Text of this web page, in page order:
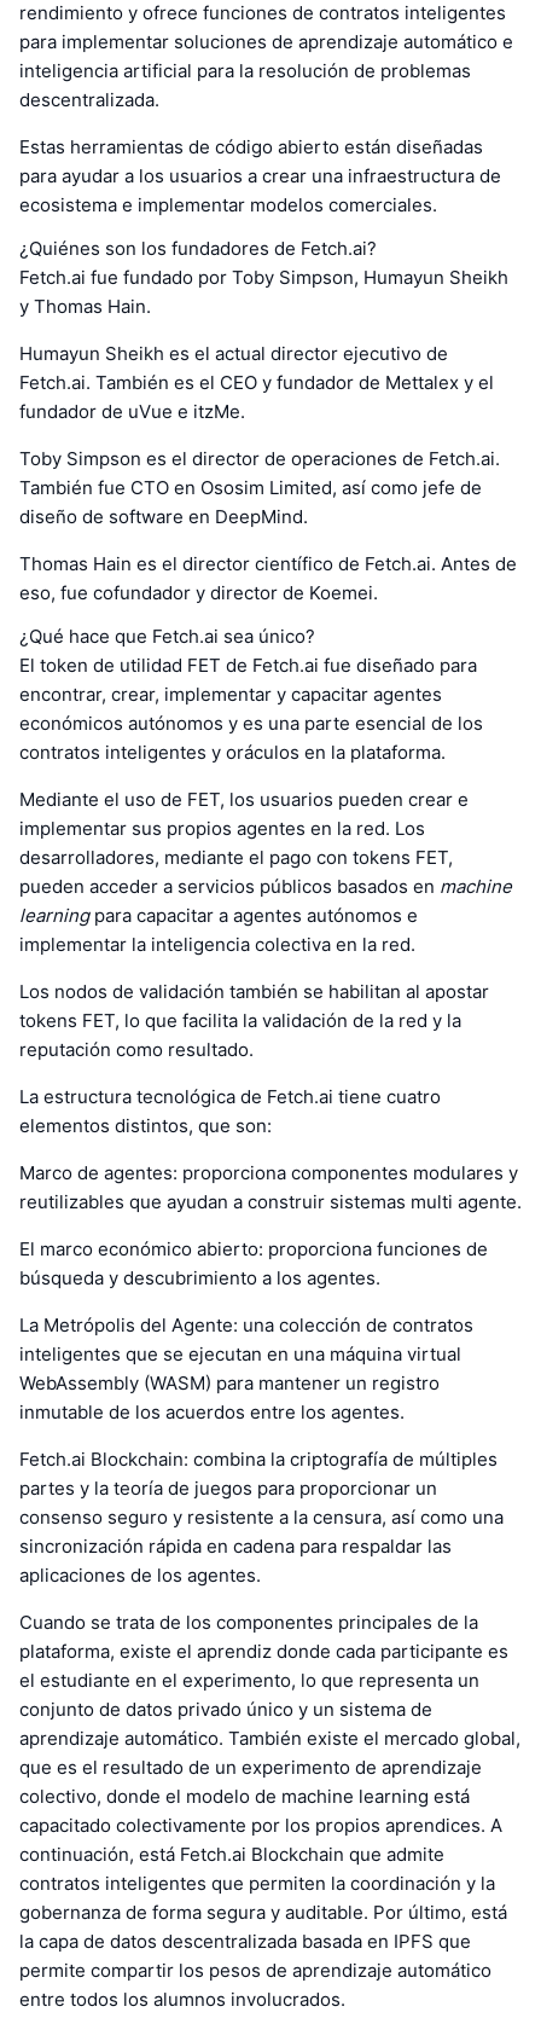
rendimiento y ofrece funciones de contratos inteligentes
para implementar soluciones de aprendizaje automático e
inteligencia artificial para la resolución de problemas
descentralizada.
Estas herramientas de código abierto están diseñadas
para ayudar a los usuarios a crear una infraestructura de
ecosistema e implementar modelos comerciales.
¿Quiénes son los fundadores de Fetch.ai?
Fetch.ai fue fundado por Toby Simpson, Humayun Sheikh
y Thomas Hain.
Humayun Sheikh es el actual director ejecutivo de
Fetch.ai. También es el CEO y fundador de Mettalex y el
fundador de uVue e itzMe.
Toby Simpson es el director de operaciones de Fetch.ai.
También fue CTO en Ososim Limited, así como jefe de
diseño de software en DeepMind.
Thomas Hain es el director científico de Fetch.ai. Antes de
eso, fue cofundador y director de Koemei.
¿Qué hace que Fetch.ai sea único?
El token de utilidad FET de Fetch.ai fue diseñado para
encontrar, crear, implementar y capacitar agentes
económicos autónomos y es una parte esencial de los
contratos inteligentes y oráculos en la plataforma.
Mediante el uso de FET, los usuarios pueden crear e
implementar sus propios agentes en la red. Los
desarrolladores, mediante el pago con tokens FET,
pueden acceder a servicios públicos basados en machine
learningpara capacitar a agentes autónomos e
implementar la inteligencia colectiva en la red.
Los nodos de validación también se habilitan al apostar
tokens FET, lo que facilita la validación de la red y la
reputación como resultado.
La estructura tecnológica de Fetch.ai tiene cuatro
elementos distintos, que son:
Marco de agentes: proporciona componentes modulares y
reutilizables que ayudan a construir sistemas multi agente.
El marco económico abierto: proporciona funciones de
búsqueda y descubrimiento a los agentes.
La Metrópolis del Agente: una colección de contratos
inteligentes que se ejecutan en una máquina virtual
WebAssembly (WASM) para mantener un registro
inmutable de los acuerdos entre los agentes.
Fetch.ai Blockchain: combina la criptografía de múltiples
partes y la teoría de juegos para proporcionar un
consenso seguro y resistente a la censura, así como una
sincronización rápida en cadena para respaldar las
aplicaciones de los agentes.
Cuando se trata de los componentes principales de la
plataforma, existe el aprendiz donde cada participante es
el estudiante en el experimento, lo que representa un
conjunto de datos privado único y un sistema de
aprendizaje automático. También existe el mercado global,
que es el resultado de un experimento de aprendizaje
colectivo, donde el modelo de machine learning está
capacitado colectivamente por los propios aprendices. A
continuación, está Fetch.ai Blockchain que admite
contratos inteligentes que permiten la coordinación y la
gobernanza de forma segura y auditable. Por último, está
la capa de datos descentralizada basada en IPFS que
permite compartir los pesos de aprendizaje automático
entre todos los alumnos involucrados.